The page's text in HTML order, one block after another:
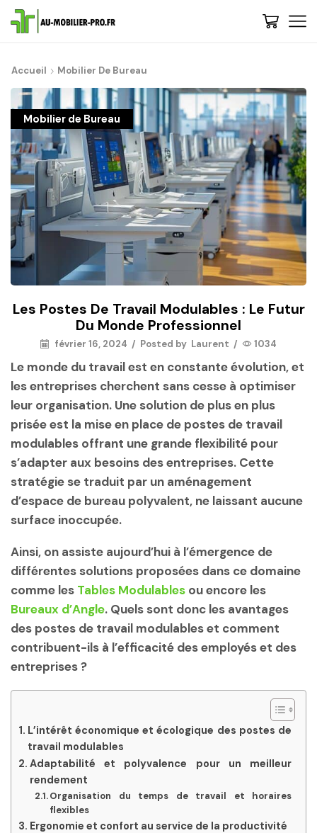
Accueil Mobilier De Bureau
Mobilier de Bureau
Les Postes De Travail Modulables : Le Futur
Du Monde Professionnel
février 16, 2024 / Posted by Laurent / 1034
Le monde du travail est en constante évolution, et
les entreprises cherchent sans cesse à optimiser
leur organisation. Une solution de plus en plus
prisée est la mise en place de postes de travail
modulables offrant une grande flexibilité pour
s’adapter aux besoins des entreprises. Cette
stratégie se traduit par un aménagement
d’espace de bureau polyvalent, ne laissant aucune
surface inoccupée.
Ainsi, on assiste aujourd’hui à l’émergence de
différentes solutions proposées dans ce domaine
comme les Tables Modulables ou encore les
Bureaux d’Angle. Quels sont donc les avantages
des postes de travail modulables et comment
contribuent-ils à l’efficacité des employés et des
entreprises ?
L’intérêt économique et écologique des postes de
travail modulables
Adaptabilité et polyvalence pour un meilleur
rendement
Organisation du temps de travail et horaires
flexibles
Ergonomie et confort au service de la productivité